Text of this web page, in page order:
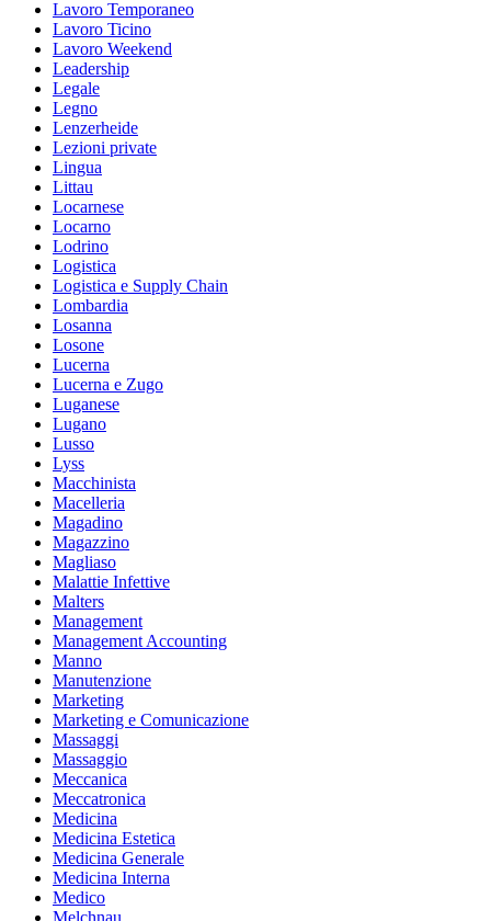
Lavoro Temporaneo
Lavoro Ticino
Lavoro Weekend
Leadership
Legale
Legno
Lenzerheide
Lezioni private
Lingua
Littau
Locarnese
Locarno
Lodrino
Logistica
Logistica e Supply Chain
Lombardia
Losanna
Losone
Lucerna
Lucerna e Zugo
Luganese
Lugano
Lusso
Lyss
Macchinista
Macelleria
Magadino
Magazzino
Magliaso
Malattie Infettive
Malters
Management
Management Accounting
Manno
Manutenzione
Marketing
Marketing e Comunicazione
Massaggi
Massaggio
Meccanica
Meccatronica
Medicina
Medicina Estetica
Medicina Generale
Medicina Interna
Medico